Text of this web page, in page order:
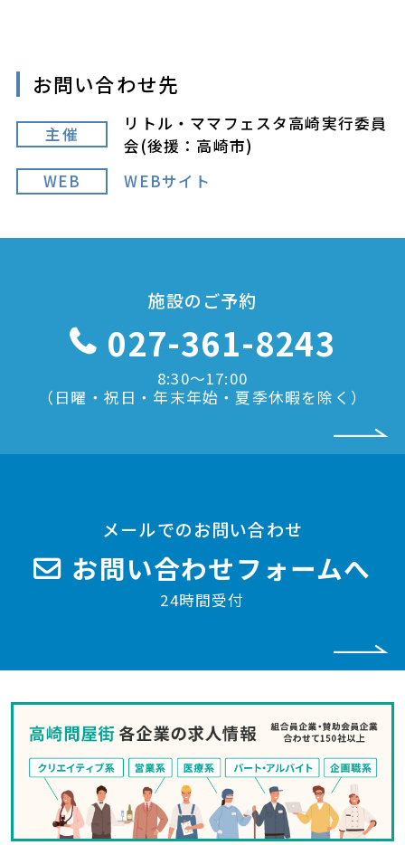
お問い合わせ先
主催
リトル・ママフェスタ高崎実行委員
会(後援：高崎市)
WEB
WEBサイト
施設のご予約
027-361-8243
8:30〜17:00
（日曜・祝日・年末年始・夏季休暇を除く）
メールでのお問い合わせ
お問い合わせフォームへ
24時間受付